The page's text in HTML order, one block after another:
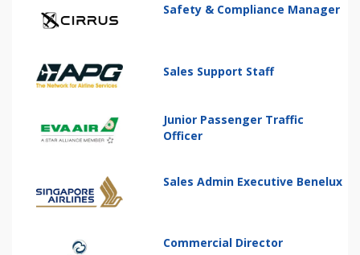
Safety & Compliance Manager
Sales Support Staff
Junior Passenger Traffic
Officer
Sales Admin Executive Benelux
Commercial Director